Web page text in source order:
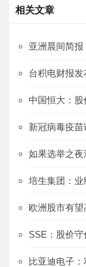
相关文章
亚洲晨间简
台积电财报
中国恒大：
新冠病毒疫
如果选举之夜
培生集团：
欧洲股市有
SSE：股价
比亚迪电子